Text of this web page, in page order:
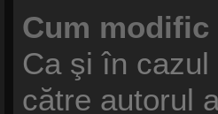
Cum
Ca şi în
către autorul